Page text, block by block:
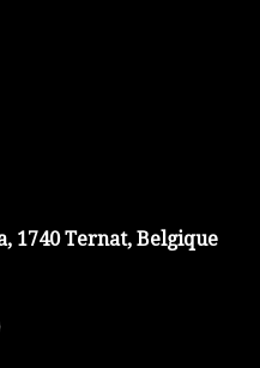
1740 Ternat, Belgique